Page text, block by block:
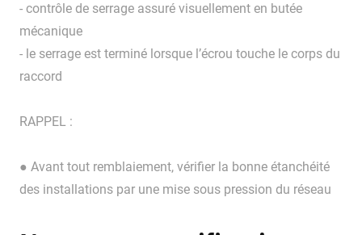
- contrôle de serrage assuré visuellement en butée
mécanique
- le serrage est terminé lorsque l’écrou touche le corps du
raccord
RAPPEL :
● Avant tout remblaiement, vérifier la bonne étanchéité
des installations par une mise sous pression du réseau